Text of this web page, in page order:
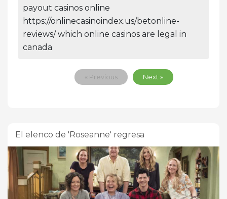
payout casinos online
https://onlinecasinoindex.us/betonline-
reviews/ which online casinos are legal in
canada
« Previous Next »
El elenco de 'Roseanne' regresa